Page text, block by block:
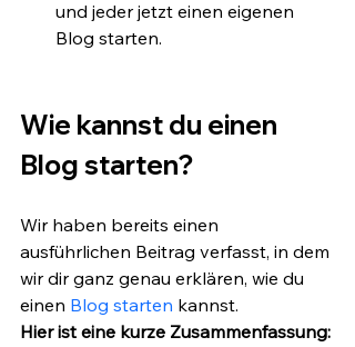
und jeder jetzt einen eigenen
Blog starten.
Wie kannst du einen
Blog starten?
Wir haben bereits einen
ausführlichen Beitrag verfasst, in dem
wir dir ganz genau erklären, wie du
einen Blog starten kannst.
Hier ist eine kurze Zusammenfassung: